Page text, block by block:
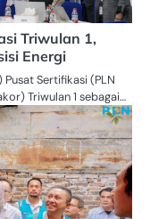
Triwulan 1,
Energi
Pusat Sertifikasi (PLN
Triwulan 1 sebagai…